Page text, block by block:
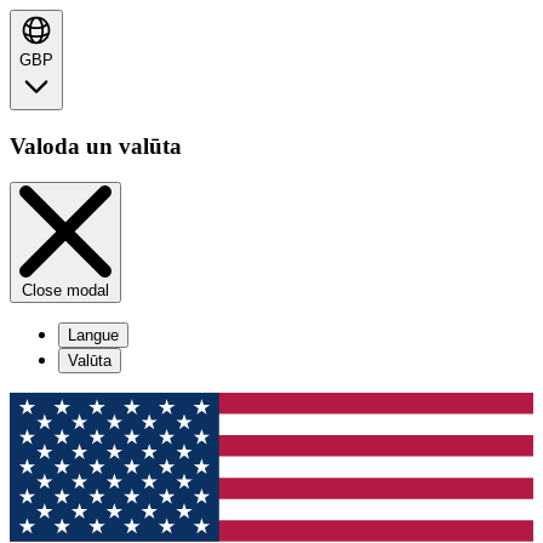
GBP
Valoda un valūta
Close modal
Langue
Valūta